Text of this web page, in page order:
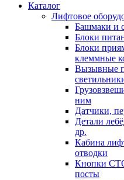
Каталог
Лифтовое
Башмаки и
Блоки
Блоки
клеммные
Вызывные
ним
Датчики,
Детали
др.
Кабина
отводки
Кнопки
посты